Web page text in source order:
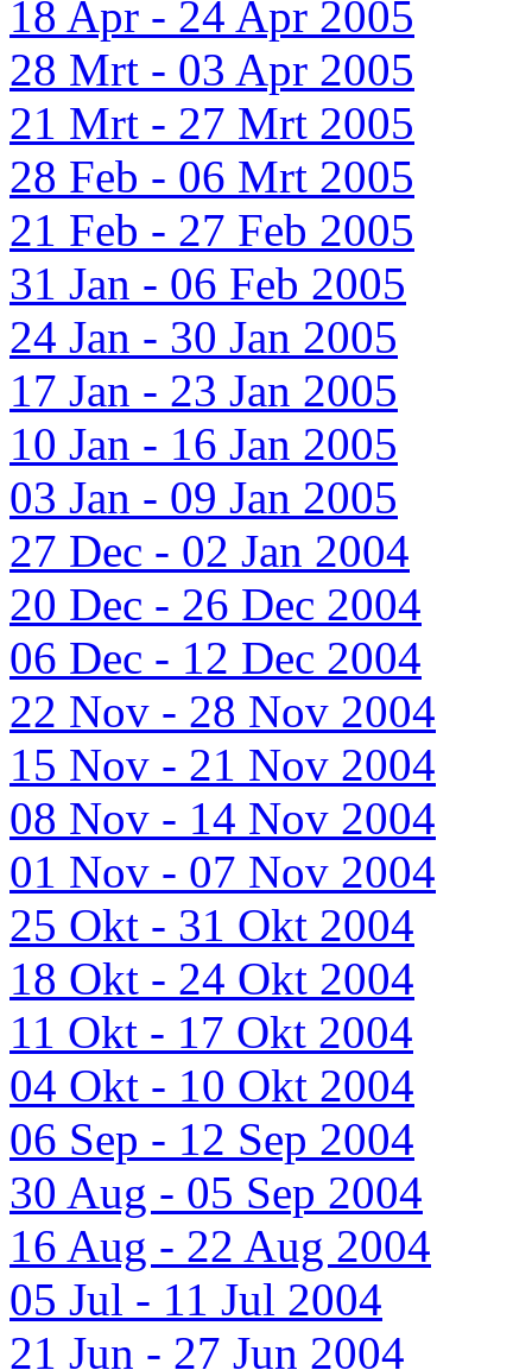
18 Apr - 24 Apr 2005
28 Mrt - 03 Apr 2005
21 Mrt - 27 Mrt 2005
28 Feb - 06 Mrt 2005
21 Feb - 27 Feb 2005
31 Jan - 06 Feb 2005
24 Jan - 30 Jan 2005
17 Jan - 23 Jan 2005
10 Jan - 16 Jan 2005
03 Jan - 09 Jan 2005
27 Dec - 02 Jan 2004
20 Dec - 26 Dec 2004
06 Dec - 12 Dec 2004
22 Nov - 28 Nov 2004
15 Nov - 21 Nov 2004
08 Nov - 14 Nov 2004
01 Nov - 07 Nov 2004
25 Okt - 31 Okt 2004
18 Okt - 24 Okt 2004
11 Okt - 17 Okt 2004
04 Okt - 10 Okt 2004
06 Sep - 12 Sep 2004
30 Aug - 05 Sep 2004
16 Aug - 22 Aug 2004
05 Jul - 11 Jul 2004
21 Jun - 27 Jun 2004